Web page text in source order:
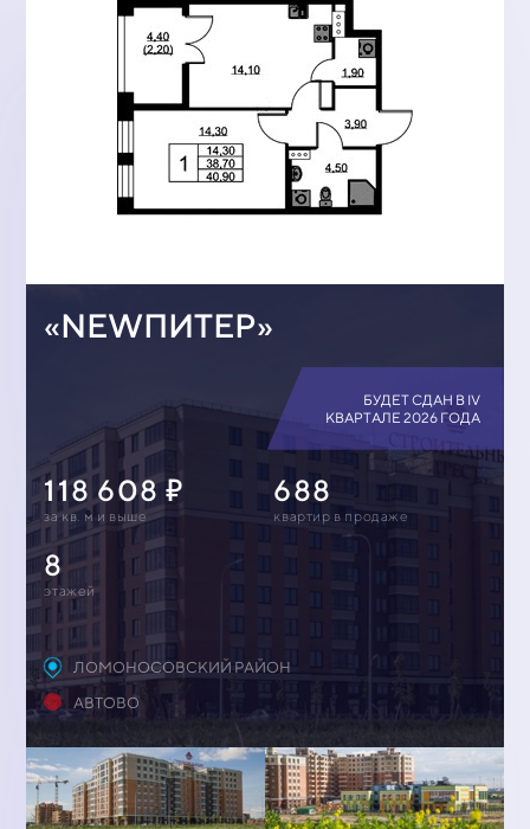
«NEWПИТЕР»
БУДЕТ СДАН В IV
КВАРТАЛЕ 2026 ГОДА
118 608
за кв. м и выше
688
квартир в продаже
8
этажей
ЛОМОНОСОВСКИЙ РАЙОН
АВТОВО